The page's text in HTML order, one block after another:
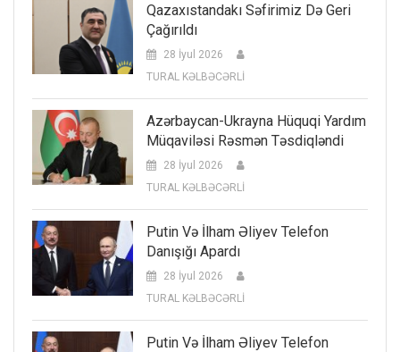
Qazaxıstandakı Səfirimiz Də Geri
Çağırıldı
28 İyul 2026
TURAL KƏLBƏCƏRLİ
Azərbaycan-Ukrayna Hüquqi Yardım
Müqaviləsi Rəsmən Təsdiqləndi
28 İyul 2026
TURAL KƏLBƏCƏRLİ
Putin Və İlham Əliyev Telefon
Danışığı Apardı
28 İyul 2026
TURAL KƏLBƏCƏRLİ
Putin Və İlham Əliyev Telefon